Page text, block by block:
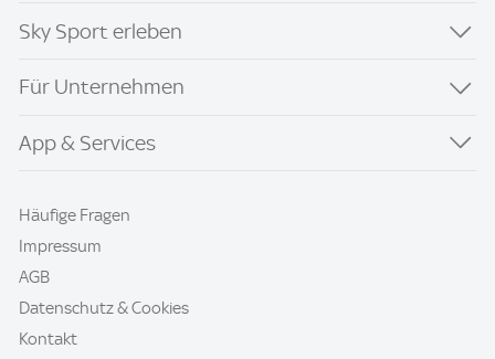
Sky Sport erleben
Für Unternehmen
App & Services
Häufige Fragen
Impressum
AGB
Datenschutz & Cookies
Kontakt